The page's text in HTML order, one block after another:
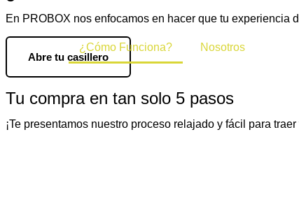
¿Cómo Funciona? Nosotros
En PROBOX nos enfocamos en hacer que tu experiencia
Abre tu casillero
Tu compra en tan solo 5 pasos
¡Te presentamos nuestro proceso relajado y fácil para